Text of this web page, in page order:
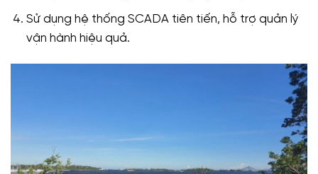
Sử dụng hệ thống SCADA tiên tiến, hỗ trợ quản lý
vận hành hiệu quả.